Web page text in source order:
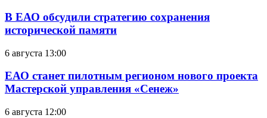
В ЕАО обсудили стратегию сохранения
исторической памяти
6 августа 13:00
ЕАО станет пилотным регионом нового проекта
Мастерской управления «Сенеж»
6 августа 12:00